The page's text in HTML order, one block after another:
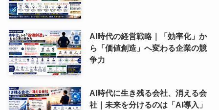
AI時代の経営戦略｜「効率化」か
ら「価値創造」へ変わる企業の競
争力
AI時代に生き残る会社、消える会
社｜未来を分けるのは「AI導入」